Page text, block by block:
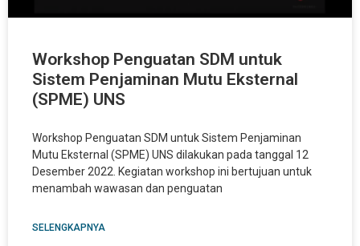
Workshop Penguatan SDM untuk
Sistem Penjaminan Mutu Eksternal
(SPME) UNS
Workshop Penguatan SDM untuk Sistem Penjaminan
Mutu Eksternal (SPME) UNS dilakukan pada tanggal 12
Desember 2022. Kegiatan workshop ini bertujuan untuk
menambah wawasan dan penguatan
SELENGKAPNYA